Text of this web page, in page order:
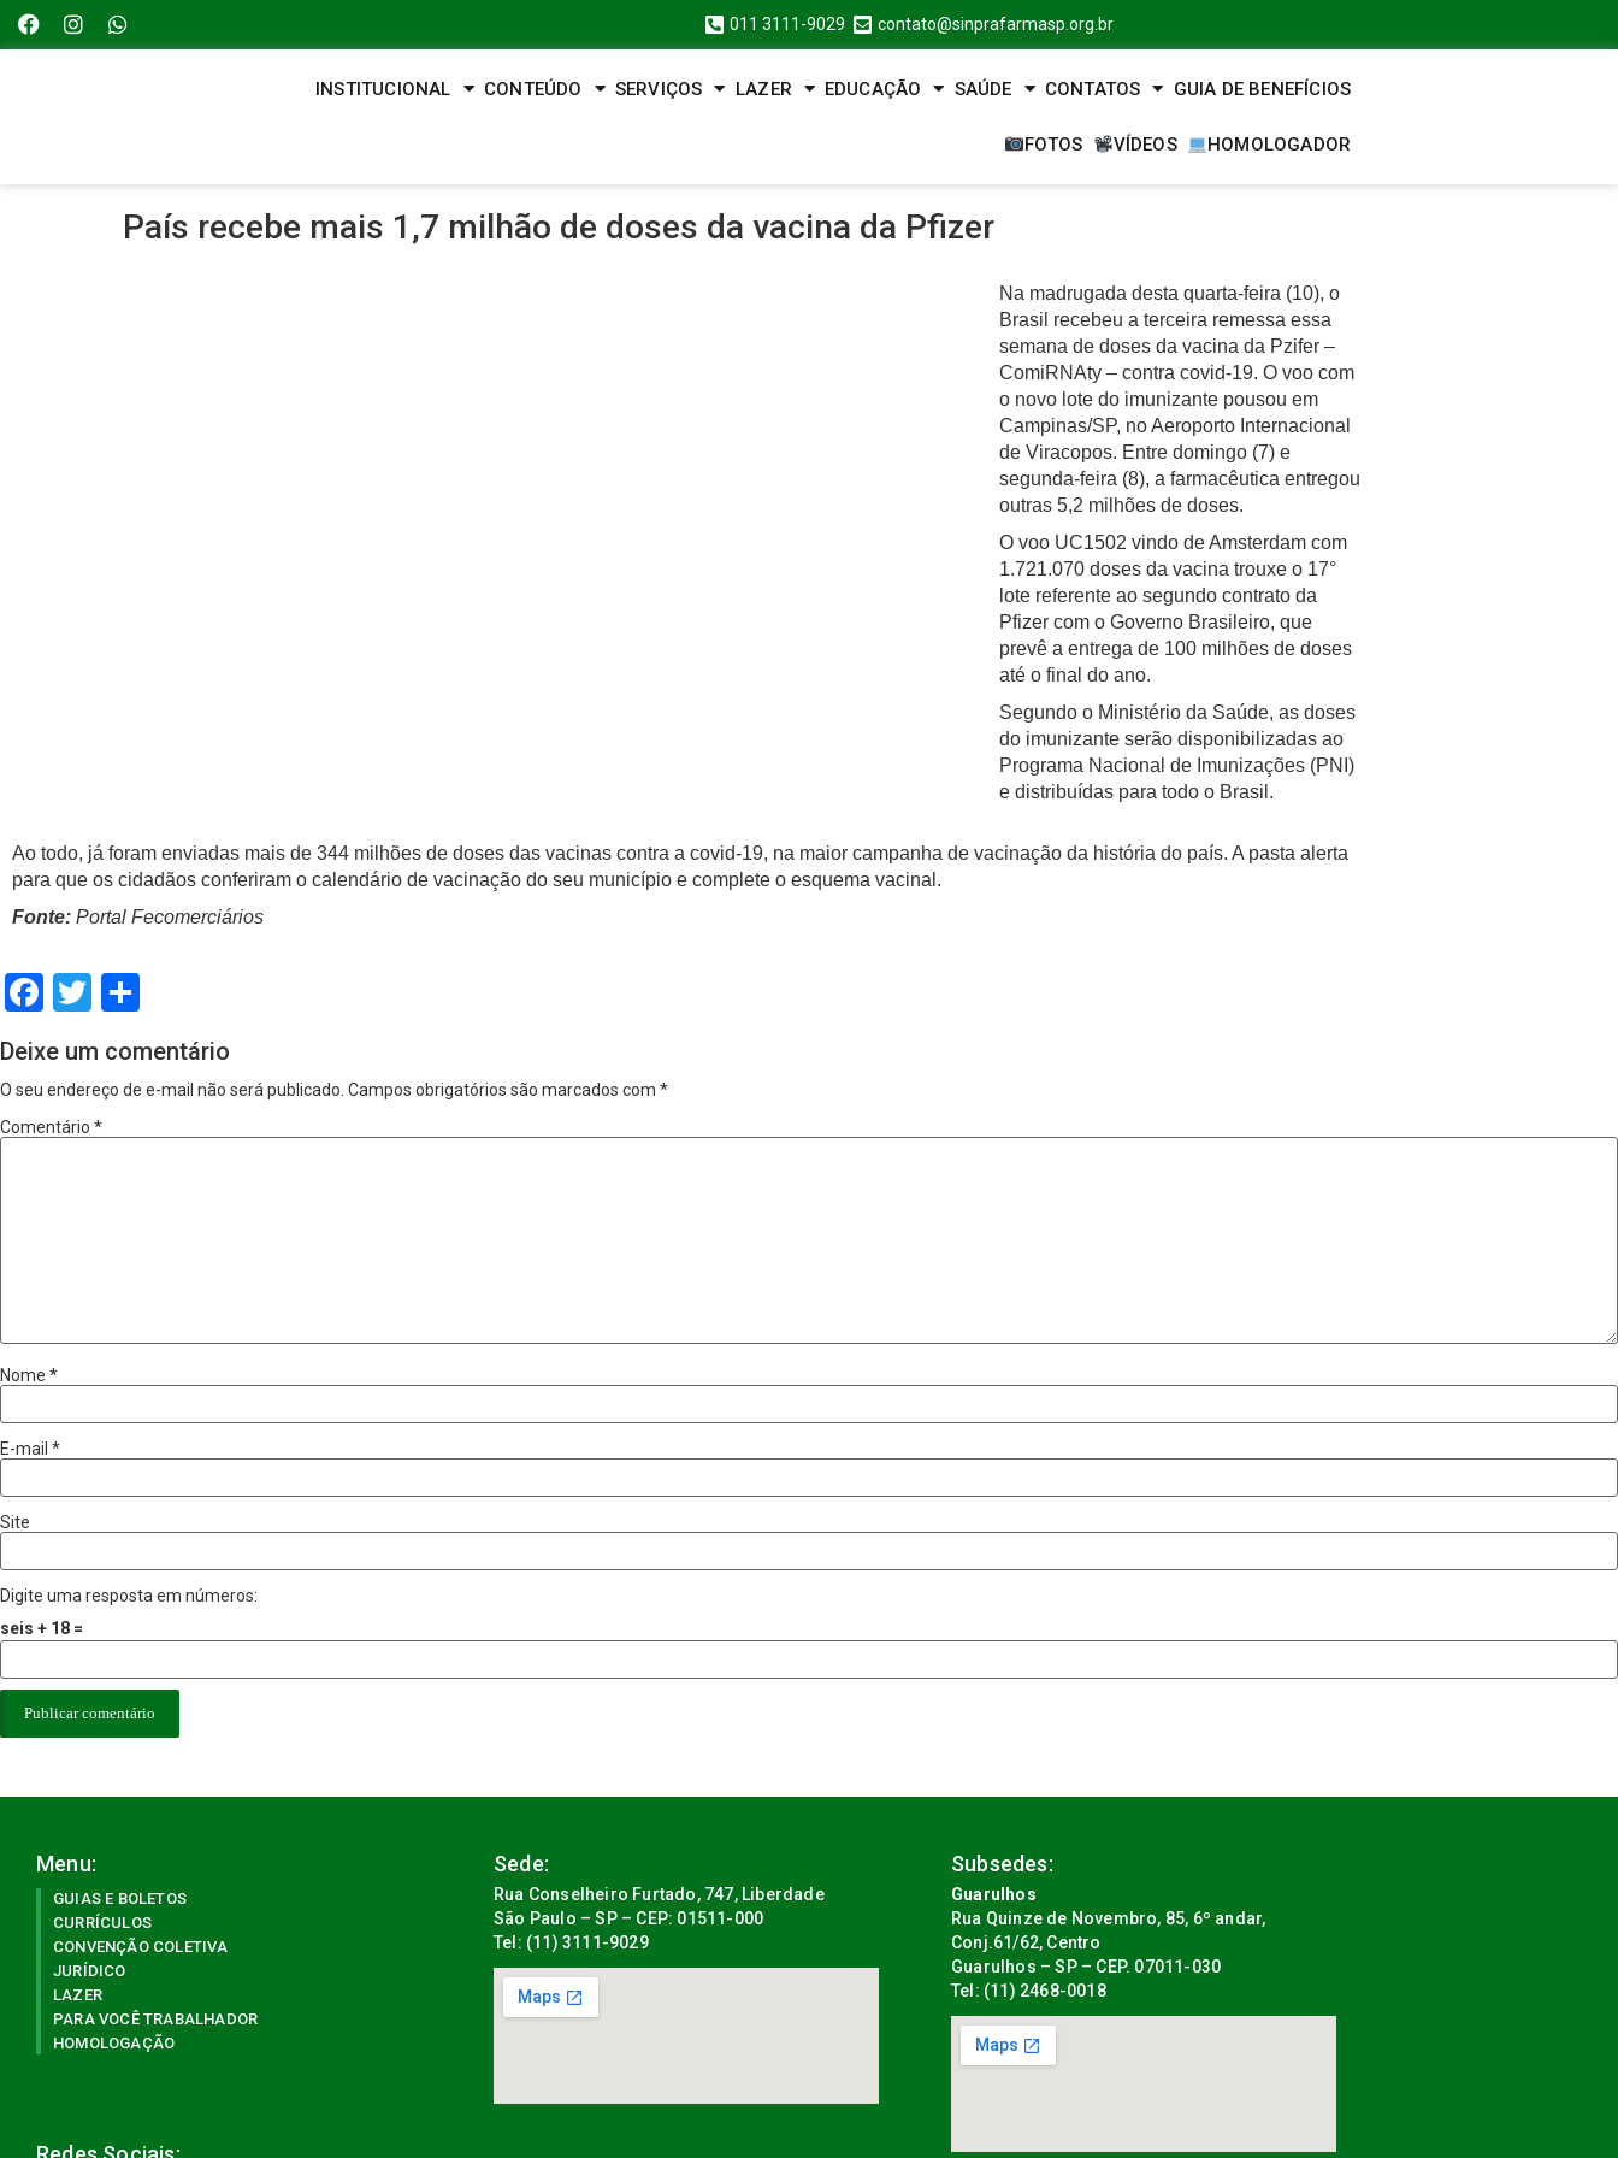
011 3111-9029 contato@sinprafarmasp.org.br
INSTITUCIONAL CONTEÚDO SERVIÇOS LAZER EDUCAÇÃO SAÚDE CONTATOS GUIA DE BENEFÍCIOS
FOTOS VÍDEOS HOMOLOGADOR
País recebe mais 1,7 milhão de doses da vacina da Pfizer
Na madrugada desta quarta-feira (10), o
Brasil recebeu a terceira remessa essa
semana de doses da vacina da Pzifer –
ComiRNAty – contra covid-19. O voo com
o novo lote do imunizante pousou em
Campinas/SP, no Aeroporto Internacional
de Viracopos. Entre domingo (7) e
segunda-feira (8), a farmacêutica entregou
outras 5,2 milhões de doses.
O voo UC1502 vindo de Amsterdam com
1.721.070 doses da vacina trouxe o 17°
lote referente ao segundo contrato da
Pfizer com o Governo Brasileiro, que
prevê a entrega de 100 milhões de doses
até o final do ano.
Segundo o Ministério da Saúde, as doses
do imunizante serão disponibilizadas ao
Programa Nacional de Imunizações (PNI)
e distribuídas para todo o Brasil.
Ao todo, já foram enviadas mais de 344 milhões de doses das vacinas contra a covid-19, na maior campanha de vacinação da história do país. A pasta alerta
para que os cidadãos conferiram o calendário de vacinação do seu município e complete o esquema vacinal.
Fonte: Portal Fecomerciários
Facebook
Twitter
Deixe um comentário
O seu endereço de e-mail não será publicado. Campos obrigatórios são marcados com *
Comentário *
Nome *
E-mail *
Site
Digite uma resposta em números:
seis + 18 =
Menu:
GUIAS E BOLETOS
CURRÍCULOS
CONVENÇÃO COLETIVA
JURÍDICO
LAZER
PARA VOCÊ TRABALHADOR
HOMOLOGAÇÃO
Sede:
Rua Conselheiro Furtado, 747, Liberdade
São Paulo – SP – CEP: 01511-000
Tel: (11) 3111-9029
Subsedes:
Guarulhos
Rua Quinze de Novembro, 85, 6º andar,
Conj.61/62, Centro
Guarulhos – SP – CEP. 07011-030
Tel: (11) 2468-0018